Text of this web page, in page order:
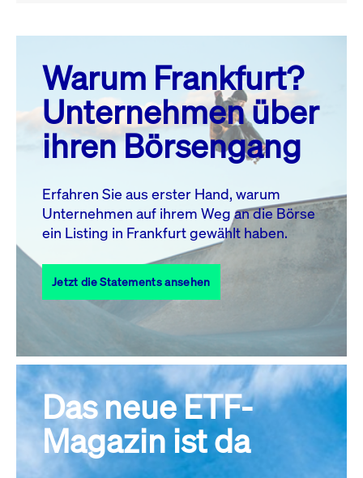
August 26
MO. DI. MI. DO. FR. SA. SO.
1
2
3
4 5 6 7 8
10 11 13 14
17
18 19 20 21 22
23
27 28
31
Alle Events
Warum Frankfurt?
Unternehmen über
ihren Börsengang
Erfahren Sie aus erster Hand, warum
Unternehmen auf ihrem Weg an die Börse
ein Listing in Frankfurt gewählt haben.
Jetzt die Statements ansehen
Das neue ETF-
Magazin ist da